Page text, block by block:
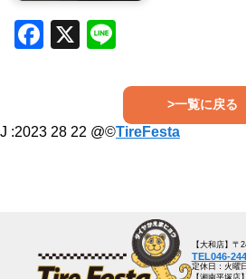
Facebook
X
>一覧に戻る
J :2023 28 22 @©TireFesta
【大和店】〒
TEL046-
定休日：火曜日